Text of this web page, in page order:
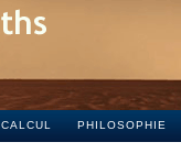
CALCUL PHILOSOPHIE